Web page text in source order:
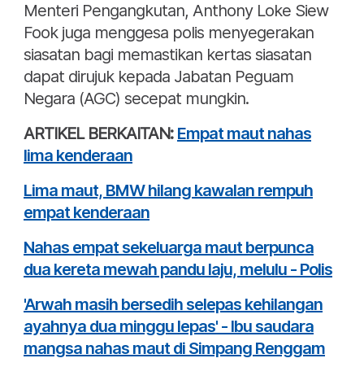
Menteri Pengangkutan, Anthony Loke Siew
Fook juga menggesa polis menyegerakan
siasatan bagi memastikan kertas siasatan
dapat dirujuk kepada Jabatan Peguam
Negara (AGC) secepat mungkin.
ARTIKEL BERKAITAN: Empat maut nahas
lima kenderaan
Lima maut, BMW hilang kawalan rempuh
empat kenderaan
Nahas empat sekeluarga maut berpunca
dua kereta mewah pandu laju, melulu - Polis
'Arwah masih bersedih selepas kehilangan
ayahnya dua minggu lepas' - Ibu saudara
mangsa nahas maut di Simpang Renggam